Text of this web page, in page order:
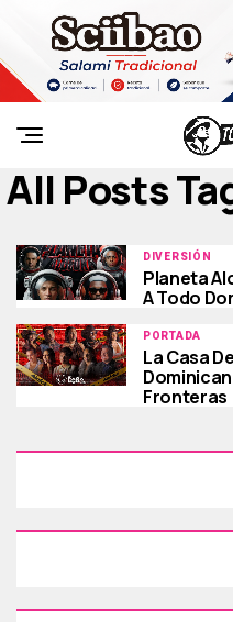
All Posts
DIVERSIÓN
Planeta
A Todo
PORTADA
La Casa
Fronteras